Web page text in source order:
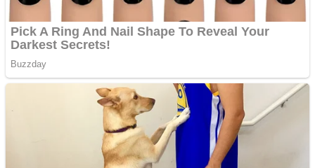
Covid-19: 755 de cazuri
noi în România
metale